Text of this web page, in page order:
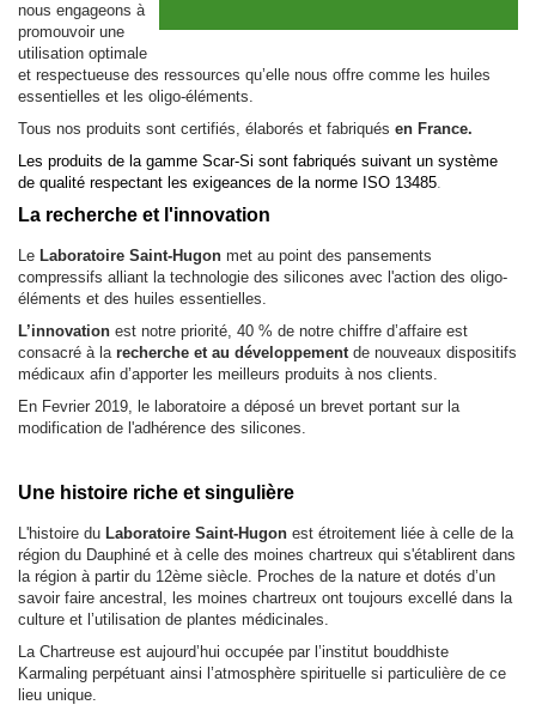
nous engageons à
promouvoir une
utilisation optimale
et respectueuse des ressources qu’elle nous offre comme les huiles
essentielles et les oligo-éléments.
Tous nos produits sont certifiés, élaborés et fabriqués en France.
Les produits de la gamme Scar-Si sont fabriqués suivant un système
de qualité respectant les exigeances de la norme ISO 13485.
La recherche et l'innovation
Le Laboratoire Saint-Hugon met au point des pansements
compressifs alliant la technologie des silicones avec l'action des oligo-
éléments et des huiles essentielles.
L’innovation est notre priorité, 40 % de notre chiffre d’affaire est
consacré à la recherche et au développementde nouveaux dispositifs
médicaux afin d’apporter les meilleurs produits à nos clients.
En Fevrier 2019, le laboratoire a déposé un brevet portant sur la
modification de l'adhérence des silicones.
Une histoire riche et singulière
L'histoire du Laboratoire Saint-Hugon est étroitement liée à celle de la
région du Dauphiné et à celle des moines chartreux qui s'établirent dans
la région à partir du 12ème siècle. Proches de la nature et dotés d’un
savoir faire ancestral, les moines chartreux ont toujours excellé dans la
culture et l’utilisation de plantes médicinales.
La Chartreuse est aujourd’hui occupée par l’institut bouddhiste
Karmaling perpétuant ainsi l’atmosphère spirituelle si particulière de ce
lieu unique.